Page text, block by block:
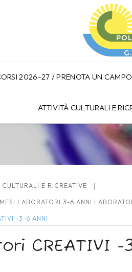
2026-27 / PRENOTA UN CAMPO
ATTIVITÀ CULTURALI E
CULTURALI E RICREATIVE
LABORATORI 3-6 ANNI
-3-6 ANNI
CREATIVI